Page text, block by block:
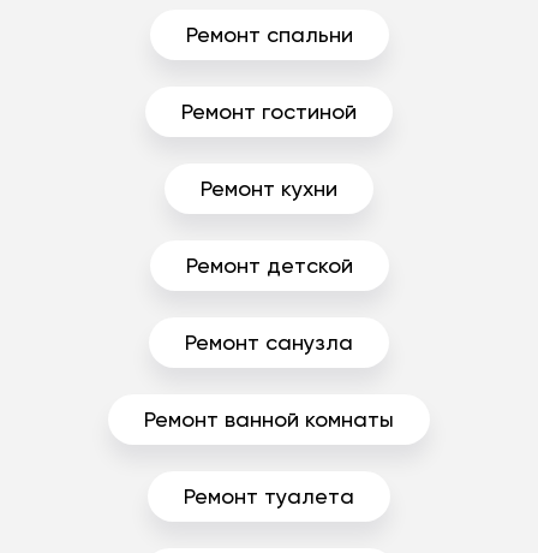
Ремонт спальни
Ремонт гостиной
Ремонт кухни
Ремонт детской
Ремонт санузла
Ремонт ванной комнаты
Ремонт туалета